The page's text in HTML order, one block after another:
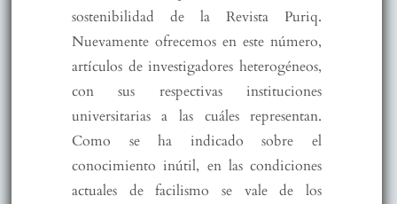
sostenibilidad de la Revista Puriq.
Nuevamente ofrecemos en este número,
artículos de investigadores heterogéneos,
con sus respectivas instituciones
universitarias a las cuáles representan.
Como se ha indicado sobre el
conocimiento inútil, en las condiciones
actuales de facilismo se vale de los